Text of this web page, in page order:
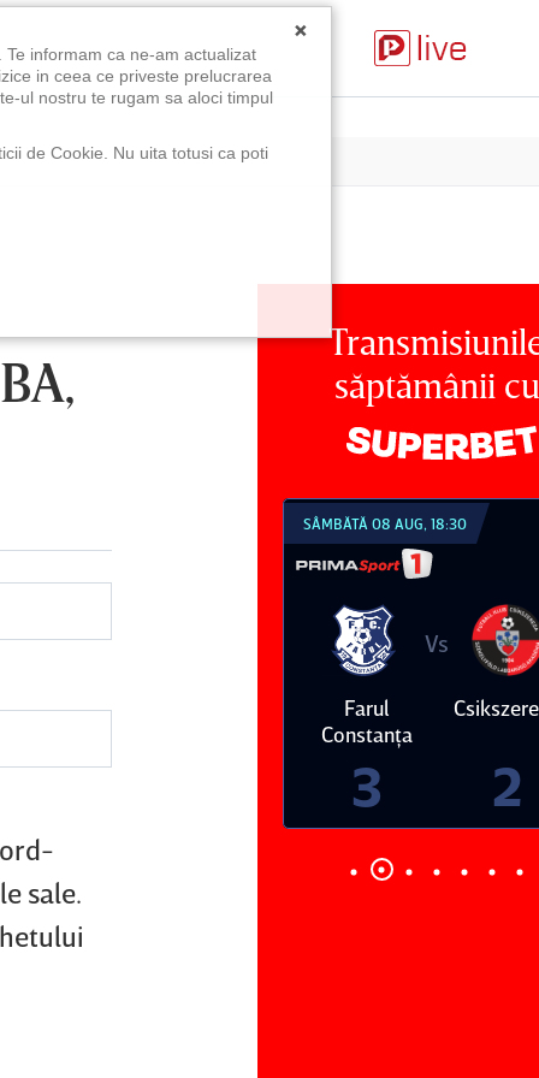
sale.
săptămânii cu
Farul
3
Vs
SÂMBĂTĂ 08 AUG, 21:30
Dinamo
4
Vs
FC
0
×
informam ca ne-am actualizat
in ceea ce priveste prelucrarea
ul nostru te rugam sa aloci timpul
de Cookie. Nu uita totusi ca poti